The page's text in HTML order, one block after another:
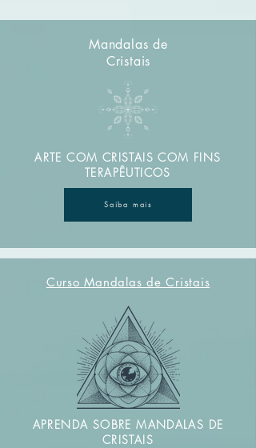
Mandalas de
Cristais
ARTE COM CRISTAIS COM FINS
TERAPÊUTICOS
Saiba mais
Curso Mandalas de Cristais
APRENDA SOBRE MANDALAS DE
CRISTAIS